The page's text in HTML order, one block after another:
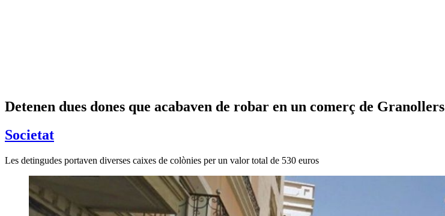
Detenen dues dones que acabaven de robar en un comerç de Granollers
Societat
Les detingudes portaven diverses caixes de colònies per un valor total de 530 euros